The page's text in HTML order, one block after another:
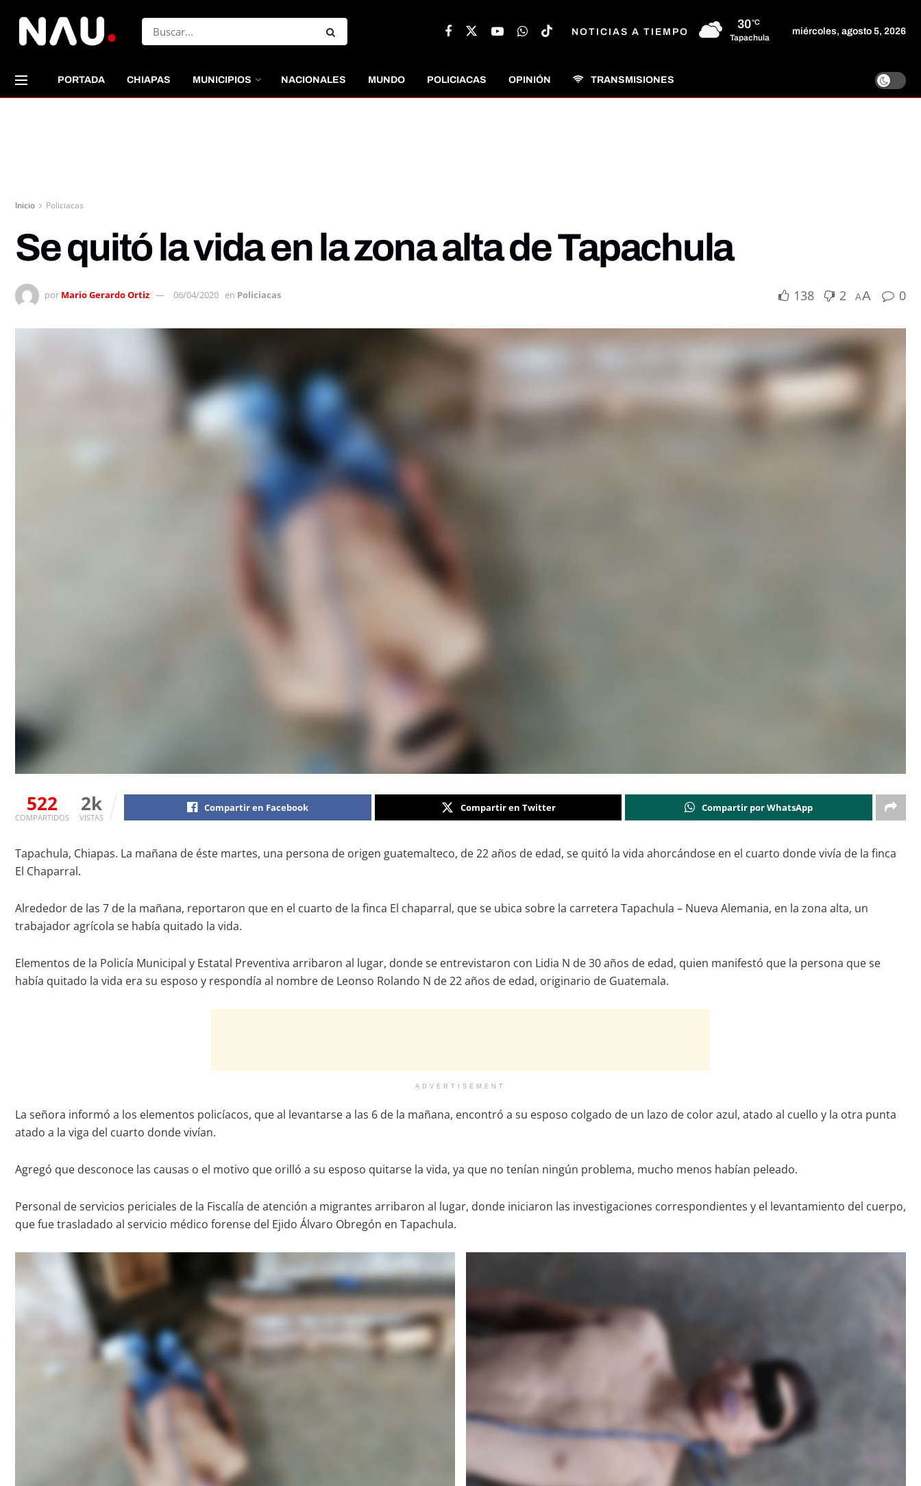
NOTICIAS A TIEMPO
30°C
Tapachula
miércoles, agosto 5, 2026
PORTADA CHIAPAS MUNICIPIOS NACIONALES MUNDO POLICIACAS OPINIÓN TRANSMISIONES
Inicio Policiacas
Se quitó la vida en la zona alta de Tapachula
por Mario Gerardo Ortiz 06/04/2020 en Policiacas 138 2 AA 0
522
COMPARTIDOS
2k
VISTAS
Compartir en Facebook Compartir en Twitter Compartir por WhatsApp
Tapachula, Chiapas. La mañana de éste martes, una persona de origen guatemalteco, de 22 años de edad, se quitó la vida ahorcándose en el cuarto donde vivía de la finca
El Chaparral.
Alrededor de las 7 de la mañana, reportaron que en el cuarto de la finca El chaparral, que se ubica sobre la carretera Tapachula – Nueva Alemania, en la zona alta, un
trabajador agrícola se había quitado la vida.
Elementos de la Policía Municipal y Estatal Preventiva arribaron al lugar, donde se entrevistaron con Lidia N de 30 años de edad, quien manifestó que la persona que se
había quitado la vida era su esposo y respondía al nombre de Leonso Rolando N de 22 años de edad, originario de Guatemala.
ADVERTISEMENT
La señora informó a los elementos policíacos, que al levantarse a las 6 de la mañana, encontró a su esposo colgado de un lazo de color azul, atado al cuello y la otra punta
atado a la viga del cuarto donde vivían.
Agregó que desconoce las causas o el motivo que orilló a su esposo quitarse la vida, ya que no tenían ningún problema, mucho menos habían peleado.
Personal de servicios periciales de la Fiscalía de atención a migrantes arribaron al lugar, donde iniciaron las investigaciones correspondientes y el levantamiento del cuerpo,
que fue trasladado al servicio médico forense del Ejido Álvaro Obregón en Tapachula.